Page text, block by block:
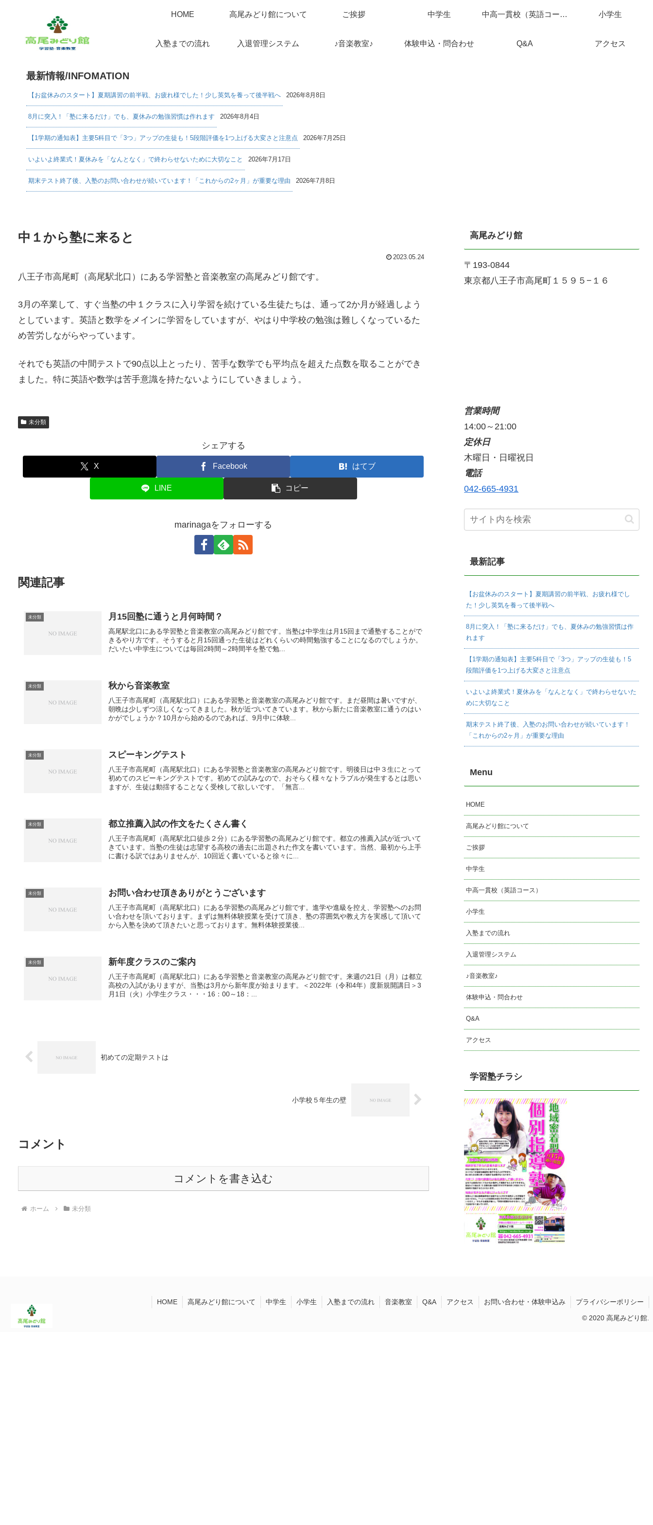
HOME 高尾みどり館について ご挨拶 中学生 中高一貫校（英語コース） 小学生
入塾までの流れ 入退管理システム ♪音楽教室♪ 体験申込・問合わせ Q&A アクセス
最新情報/INFOMATION
【お盆休みのスタート】夏期講習の前半戦、お疲れ様でした！少し英気を養って後半戦へ 2026年8月8日
8月に突入！「塾に来るだけ」でも、夏休みの勉強習慣は作れます 2026年8月4日
【1学期の通知表】主要5科目で「3つ」アップの生徒も！5段階評価を1つ上げる大変さと注意点 2026年7月25日
いよいよ終業式！夏休みを「なんとなく」で終わらせないために大切なこと 2026年7月17日
期末テスト終了後、入塾のお問い合わせが続いています！「これからの2ヶ月」が重要な理由 2026年7月8日
中１から塾に来ると
2023.05.24
八王子市高尾町（高尾駅北口）にある学習塾と音楽教室の高尾みどり館です。
3月の卒業して、すぐ当塾の中１クラスに入り学習を続けている生徒たちは、通って2か月が経過しよう
としています。英語と数学をメインに学習をしていますが、やはり中学校の勉強は難しくなっているた
め苦労しながらやっています。
それでも英語の中間テストで90点以上とったり、苦手な数学でも平均点を超えた点数を取ることができ
ました。特に英語や数学は苦手意識を持たないようにしていきましょう。
未分類
シェアする
X Facebook はてブ
LINE コピー
marinagaをフォローする
関連記事
未分類 月15回塾に通うと月何時間？
高尾駅北口にある学習塾と音楽教室の高尾みどり館です。当塾は中学生は月15回まで通塾することがで
きるやり方です。そうすると月15回通った生徒はどれくらいの時間勉強することになるのでしょうか。
だいたい中学生については毎回2時間～2時間半を塾で勉...
未分類 秋から音楽教室
八王子市高尾町（高尾駅北口）にある学習塾と音楽教室の高尾みどり館です。まだ昼間は暑いですが、
朝晩は少しずつ涼しくなってきました。秋が近づいてきています。秋から新たに音楽教室に通うのはい
かがでしょうか？10月から始めるのであれば、9月中に体験...
未分類 スピーキングテスト
八王子市高尾町（高尾駅北口）にある学習塾と音楽教室の高尾みどり館です。明後日は中３生にとって
初めてのスピーキングテストです。初めての試みなので、おそらく様々なトラブルが発生するとは思い
ますが、生徒は動揺することなく受検して欲しいです。「無言...
未分類 都立推薦入試の作文をたくさん書く
八王子市高尾町（高尾駅北口徒歩２分）にある学習塾の高尾みどり館です。都立の推薦入試が近づいて
きています。当塾の生徒は志望する高校の過去に出題された作文を書いています。当然、最初から上手
に書ける訳ではありませんが、10回近く書いていると徐々に...
未分類 お問い合わせ頂きありがとうございます
八王子市高尾町（高尾駅北口）にある学習塾の高尾みどり館です。進学や進級を控え、学習塾へのお問
い合わせを頂いております。まずは無料体験授業を受けて頂き、塾の雰囲気や教え方を実感して頂いて
から入塾を決めて頂きたいと思っております。無料体験授業後...
未分類 新年度クラスのご案内
八王子市高尾町（高尾駅北口）にある学習塾と音楽教室の高尾みどり館です。来週の21日（月）は都立
高校の入試がありますが、当塾は3月から新年度が始まります。＜2022年（令和4年）度新規開講日＞3
月1日（火）小学生クラス・・・16：00～18：...
初めての定期テストは
小学校５年生の壁
コメント
コメントを書き込む
ホーム 未分類
高尾みどり館
〒193-0844
東京都八王子市高尾町１５９５−１６
営業時間
14:00～21:00
定休日
木曜日・日曜祝日
電話
042-665-4931
最新記事
【お盆休みのスタート】夏期講習の前半戦、お疲れ様でし
た！少し英気を養って後半戦へ
8月に突入！「塾に来るだけ」でも、夏休みの勉強習慣は作
れます
【1学期の通知表】主要5科目で「3つ」アップの生徒も！5
段階評価を1つ上げる大変さと注意点
いよいよ終業式！夏休みを「なんとなく」で終わらせないた
めに大切なこと
期末テスト終了後、入塾のお問い合わせが続いています！
「これからの2ヶ月」が重要な理由
Menu
HOME
高尾みどり館について
ご挨拶
中学生
中高一貫校（英語コース）
小学生
入塾までの流れ
入退管理システム
♪音楽教室♪
体験申込・問合わせ
Q&A
アクセス
学習塾チラシ
HOME 高尾みどり館について 中学生 小学生 入塾までの流れ 音楽教室 Q&A アクセス お問い合わせ・体験申込み プライバシーポリシー
© 2020 高尾みどり館.